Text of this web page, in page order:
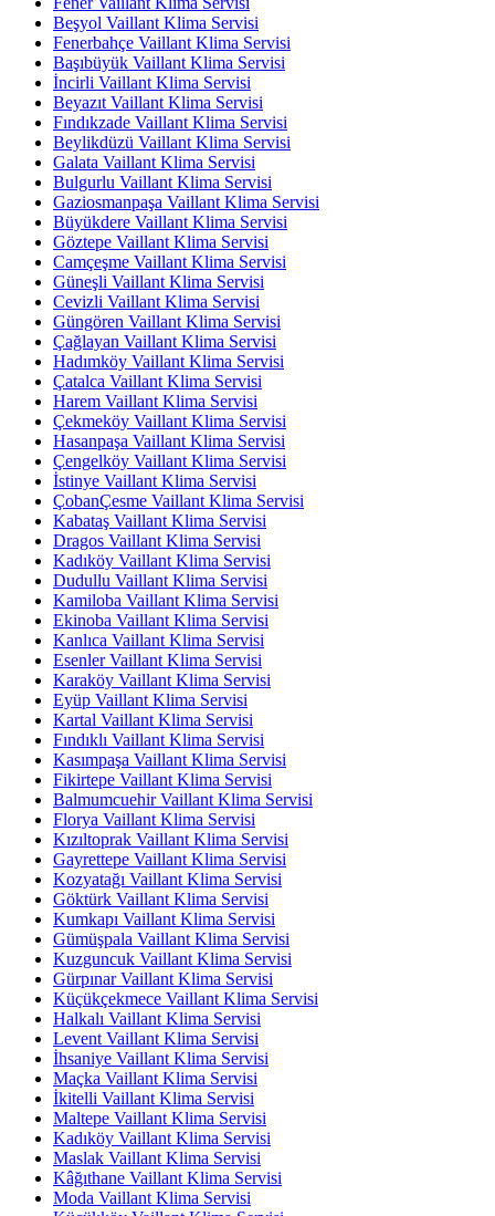
Beşyol Vaillant Klima Servisi
Fenerbahçe Vaillant Klima Servisi
Başıbüyük Vaillant Klima Servisi
İncirli Vaillant Klima Servisi
Beyazıt Vaillant Klima Servisi
Fındıkzade Vaillant Klima Servisi
Beylikdüzü Vaillant Klima Servisi
Galata Vaillant Klima Servisi
Bulgurlu Vaillant Klima Servisi
Gaziosmanpaşa Vaillant Klima Servisi
Büyükdere Vaillant Klima Servisi
Göztepe Vaillant Klima Servisi
Camçeşme Vaillant Klima Servisi
Güneşli Vaillant Klima Servisi
Cevizli Vaillant Klima Servisi
Güngören Vaillant Klima Servisi
Çağlayan Vaillant Klima Servisi
Hadımköy Vaillant Klima Servisi
Çatalca Vaillant Klima Servisi
Harem Vaillant Klima Servisi
Çekmeköy Vaillant Klima Servisi
Hasanpaşa Vaillant Klima Servisi
Çengelköy Vaillant Klima Servisi
İstinye Vaillant Klima Servisi
ÇobanÇesme Vaillant Klima Servisi
Kabataş Vaillant Klima Servisi
Dragos Vaillant Klima Servisi
Kadıköy Vaillant Klima Servisi
Dudullu Vaillant Klima Servisi
Kamiloba Vaillant Klima Servisi
Ekinoba Vaillant Klima Servisi
Kanlıca Vaillant Klima Servisi
Esenler Vaillant Klima Servisi
Karaköy Vaillant Klima Servisi
Eyüp Vaillant Klima Servisi
Kartal Vaillant Klima Servisi
Fındıklı Vaillant Klima Servisi
Kasımpaşa Vaillant Klima Servisi
Fikirtepe Vaillant Klima Servisi
Balmumcuehir Vaillant Klima Servisi
Florya Vaillant Klima Servisi
Kızıltoprak Vaillant Klima Servisi
Gayrettepe Vaillant Klima Servisi
Kozyatağı Vaillant Klima Servisi
Göktürk Vaillant Klima Servisi
Kumkapı Vaillant Klima Servisi
Gümüşpala Vaillant Klima Servisi
Kuzguncuk Vaillant Klima Servisi
Gürpınar Vaillant Klima Servisi
Küçükçekmece Vaillant Klima Servisi
Halkalı Vaillant Klima Servisi
Levent Vaillant Klima Servisi
İhsaniye Vaillant Klima Servisi
Maçka Vaillant Klima Servisi
İkitelli Vaillant Klima Servisi
Maltepe Vaillant Klima Servisi
Kadıköy Vaillant Klima Servisi
Maslak Vaillant Klima Servisi
Kâğıthane Vaillant Klima Servisi
Moda Vaillant Klima Servisi